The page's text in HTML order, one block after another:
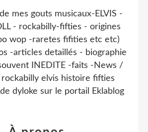
mes gouts musicaux-ELVIS -
- rockabilly-fifties - origines
wop -raretes fifities etc etc)
-articles detaillés - biographie
INEDITE -faits -News /
elvis histoire fifties
dyloke sur le portail Eklablog